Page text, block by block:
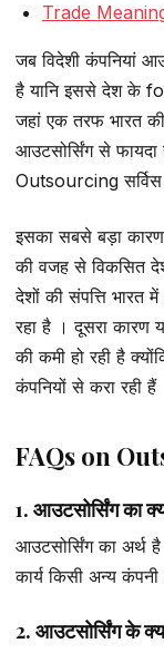
Trade
जब विदेशी कंपनियां
है यानि इससे देश के
जहां एक तरफ भारत
आउटसोर्सिंग से फायदा
Outsourcing
इसका सबसे बड़ा
की वजह से विकसित
देशों की संपत्ति
रहा है । दूसरा कारण
की कमी हो रही है
कंपनियों से करा रही हैं
FAQs on
1. आउटसोर्सिंग का
आउटसोर्सिंग का अर्थ
कार्य किसी अन्य
2. आउटसोर्सिंग के